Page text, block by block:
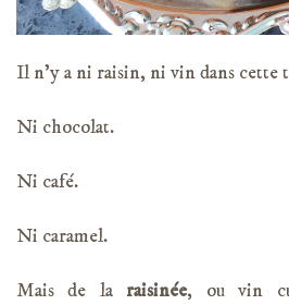
Il n’y a ni raisin, ni vin dans cette
Ni chocolat.
Ni café.
Ni caramel.
Mais de la raisinée, ou vin